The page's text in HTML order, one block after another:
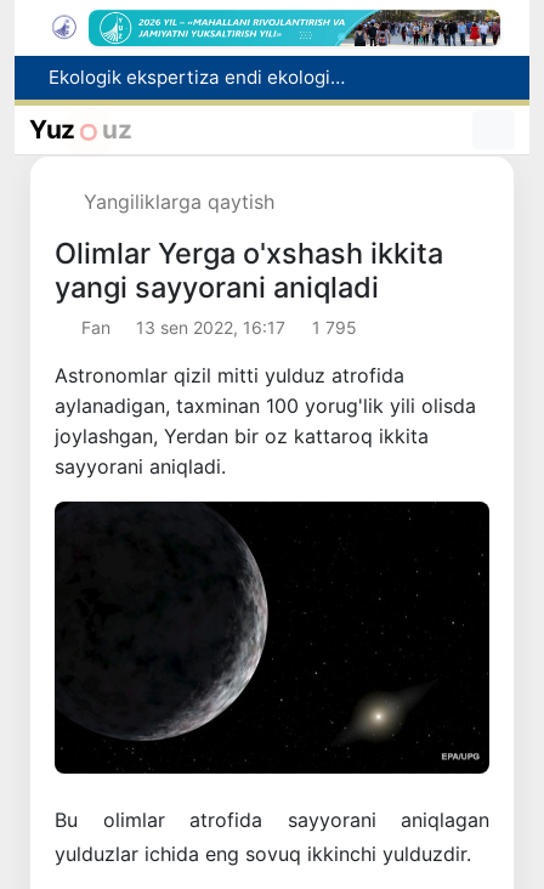
Ekologik ekspertiza endi ekologik xavflarni oldindan boshqarish tizimiga aylanadi
Dam olish kunlari Oʻzbekistonda havo 42 darajagacha isiydi
Oltoy Respublikasidan O‘zbekistonga 30 ming boshga yaqin qoramol yetkazib berildi
Yuz uz
Yangiliklarga qaytish
Olimlar Yerga o'xshash ikkita
yangi sayyorani aniqladi
Fan 13 sen 2022, 16:17 1 795
Astronomlar qizil mitti yulduz atrofida
aylanadigan, taxminan 100 yorug'lik yili olisda
joylashgan, Yerdan bir oz kattaroq ikkita
sayyorani aniqladi.
Bu olimlar atrofida sayyorani aniqlagan
yulduzlar ichida eng sovuq ikkinchi yulduzdir.